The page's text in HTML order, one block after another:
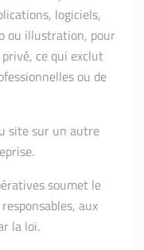
logiciels,
ou illustration, pour
ce qui exclut
ou de
site sur un autre
soumet le
aux
la loi.